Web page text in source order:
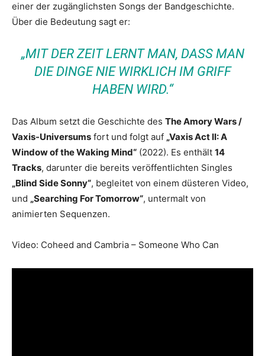
einer der zugänglichsten Songs der Bandgeschichte.
Über die Bedeutung sagt er:
„MIT DER ZEIT LERNT MAN, DASS MAN
DIE DINGE NIE WIRKLICH IM GRIFF
HABEN WIRD.“
Das Album setzt die Geschichte des The Amory Wars /
Vaxis-Universums fort und folgt auf „Vaxis Act II: A
Window of the Waking Mind“ (2022). Es enthält 14
Tracks, darunter die bereits veröffentlichten Singles
„Blind Side Sonny“, begleitet von einem düsteren Video,
und „Searching For Tomorrow“, untermalt von
animierten Sequenzen.
Video: Coheed and Cambria – Someone Who Can